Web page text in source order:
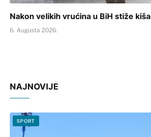
Nakon velikih vrućina u BiH stiže kiša
6. Augusta 2026.
NAJNOVIJE
SPORT